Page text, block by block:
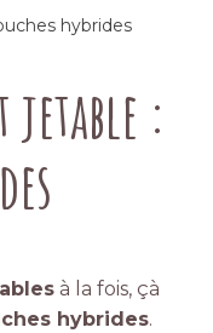
hybrides
jetable :
à la fois, çà
hybrides.